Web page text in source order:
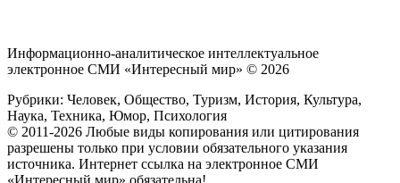
Информационно-аналитическое интеллектуальное
электронное СМИ «Интересный мир» © 2026
Рубрики: Человек, Общество, Туризм, История, Культура,
Наука, Техника, Юмор, Психология
© 2011-2026 Любые виды копирования или цитирования
разрешены только при условии обязательного указания
источника. Интернет ссылка на электронное СМИ
«Интересный мир» обязательна!